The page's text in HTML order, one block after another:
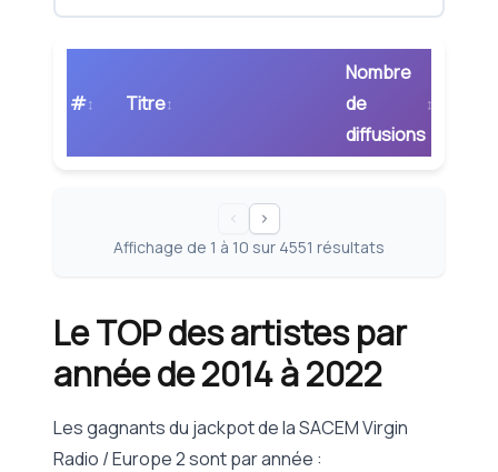
# Titre
Nombre
de
diffusions
Affichage de 1 à 10 sur 4551 résultats
Le TOP des artistes par
année de 2014 à 2022
Les gagnants du jackpot de la SACEM Virgin
Radio / Europe 2 sont par année :